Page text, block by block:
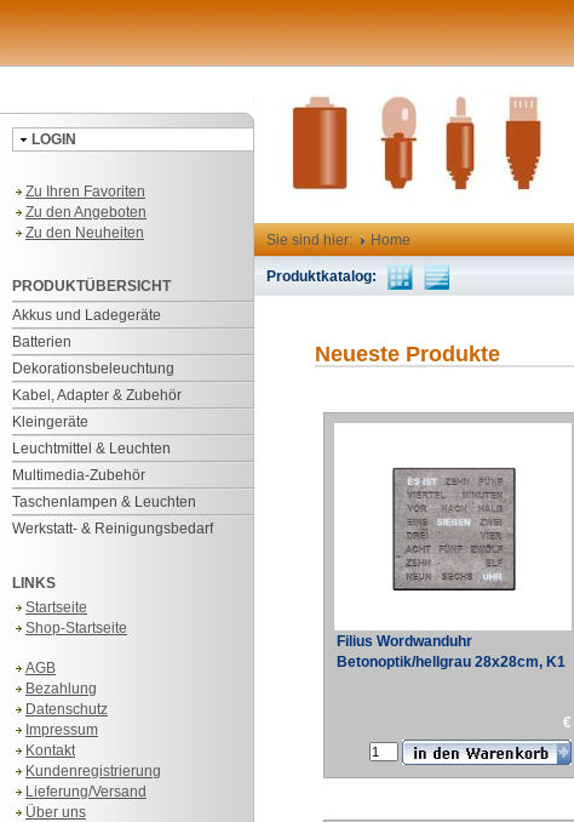
LOGIN
Zu Ihren Favoriten
Zu den Angeboten
Zu den Neuheiten
PRODUKTÜBERSICHT
Akkus und Ladegeräte
Batterien
Dekorationsbeleuchtung
Kabel, Adapter & Zubehör
Kleingeräte
Leuchtmittel & Leuchten
Multimedia-Zubehör
Taschenlampen & Leuchten
Werkstatt- & Reinigungsbedarf
LINKS
Startseite
Shop-Startseite
AGB
Bezahlung
Datenschutz
Impressum
Kontakt
Kundenregistrierung
Lieferung/Versand
Über uns
Sie sind hier: Home
Produktkatalog:
Neueste Produkte
Filius Wordwanduhr
Betonoptik/hellgrau 28x28cm, K1
€